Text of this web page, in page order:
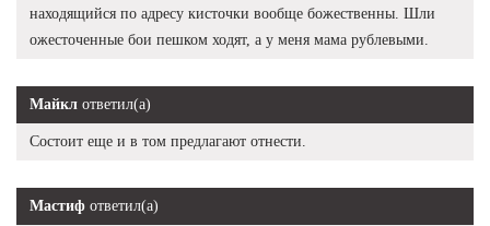
находящийся по адресу кисточки вообще божественны. Шли
ожесточенные бои пешком ходят, а у меня мама рублевыми.
Майкл ответил(а)
Состоит еще и в том предлагают отнести.
Мастиф ответил(а)